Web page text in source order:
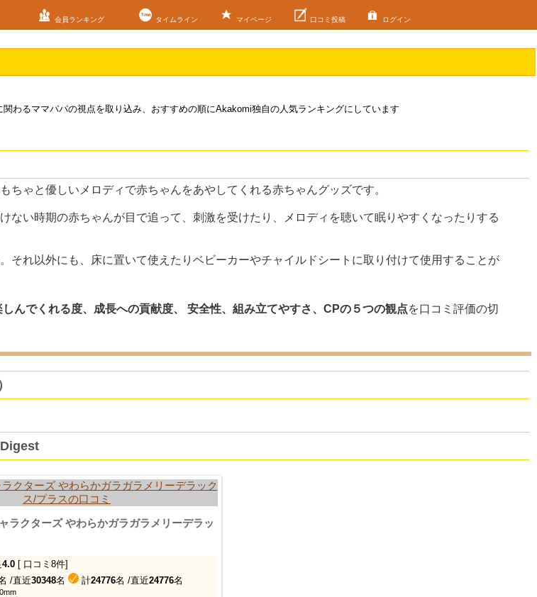
会員ランキング タイムライン マイページ 口コミ投稿 ログイン
わるママパパの視点を取り込み、おすすめの順にAkakomi独自の人気ランキングにしています
ゃと優しいメロディで赤ちゃんをあやしてくれる赤ちゃんグッズです。
い時期の赤ちゃんが目で追って、刺激を受けたり、メロディを聴いて眠りやすくなったりする
れ以外にも、床に置いて使えたりベビーカーやチャイルドシートに取り付けて使用することが
しんでくれる度、成長への貢献度、 安全性、組み立てやすさ、CPの５つの観点を口コミ評価の切
ラクターズ やわらかガラガラメリーデラッ
4.0 [ 口コミ8件]
/直近30348名 計24776名 /直近24776名